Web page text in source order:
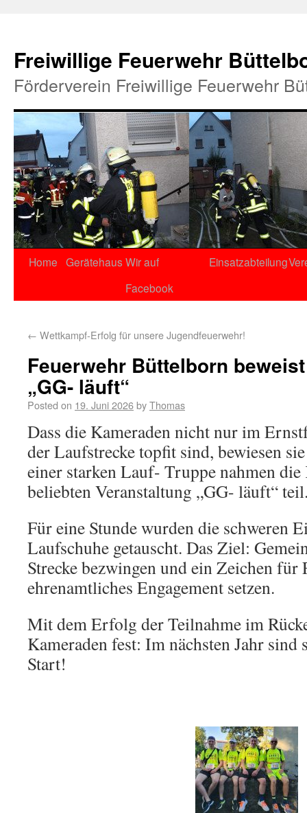
Freiwillige Feuerwehr
Förderverein Freiwillige Feuerwehr
Home Gerätehaus Wir auf
Facebook
Einsatzabteilung
← Wettkampf-Erfolg für unsere Jugendfeuerwehr!
Feuerwehr Büttelborn
„GG- läuft“
Posted on 19. Juni 2026byThomas
Dass die Kameraden nicht nur im
der Laufstrecke topfit sind, bewiesen
einer starken Lauf- Truppe nahmen die
beliebten Veranstaltung „GG- läuft“
Für eine Stunde wurden die schweren
Laufschuhe getauscht. Das Ziel:
Strecke bezwingen und ein Zeichen für
ehrenamtliches Engagement setzen.
Mit dem Erfolg der Teilnahme im
Kameraden fest: Im nächsten Jahr
Start!